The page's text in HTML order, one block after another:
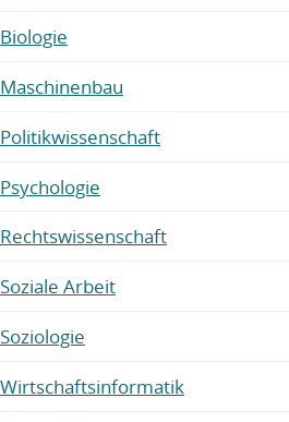
Biologie
Maschinenbau
Politikwissenschaft
Psychologie
Rechtswissenschaft
Soziale Arbeit
Soziologie
Wirtschaftsinformatik